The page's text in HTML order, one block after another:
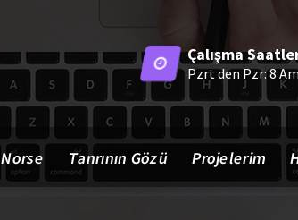
Çalışma
Pzrt den Pzr: 8
Norse Tanrının Gözü Projelerim